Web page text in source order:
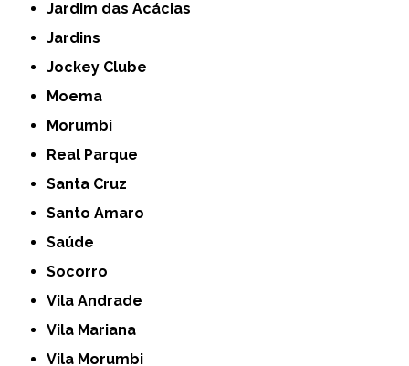
Jardim das Acácias
Jardins
Jockey Clube
Moema
Morumbi
Real Parque
Santa Cruz
Santo Amaro
Saúde
Socorro
Vila Andrade
Vila Mariana
Vila Morumbi